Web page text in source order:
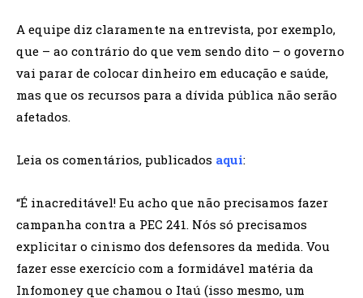
A equipe diz claramente na entrevista, por exemplo,
que – ao contrário do que vem sendo dito – o governo
vai parar de colocar dinheiro em educação e saúde,
mas que os recursos para a dívida pública não serão
afetados.
Leia os comentários, publicados aqui:
“É inacreditável! Eu acho que não precisamos fazer
campanha contra a PEC 241. Nós só precisamos
explicitar o cinismo dos defensores da medida. Vou
fazer esse exercício com a formidável matéria da
Infomoney que chamou o Itaú (isso mesmo, um